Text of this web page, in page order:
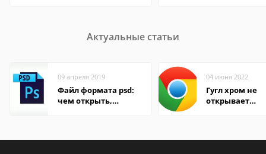
Актуальные статьи
09 апреля 2019
Файл формата psd:
чем открыть,
04 июня 2022
Гугл хром не
открывает